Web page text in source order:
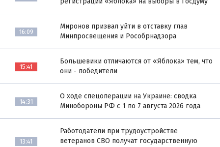
16:09
Миронов призвал уйти в отставку глав
Минпросвещения и Рособрнадзора
15:41
Большевики отличаются от «Яблока» тем, что
они - победители
14:31
О ходе спецоперации на Украине: сводка
Минобороны РФ с 1 по 7 августа 2026 года
13:41
Работодатели при трудоустройстве
ветеранов СВО получат государственную